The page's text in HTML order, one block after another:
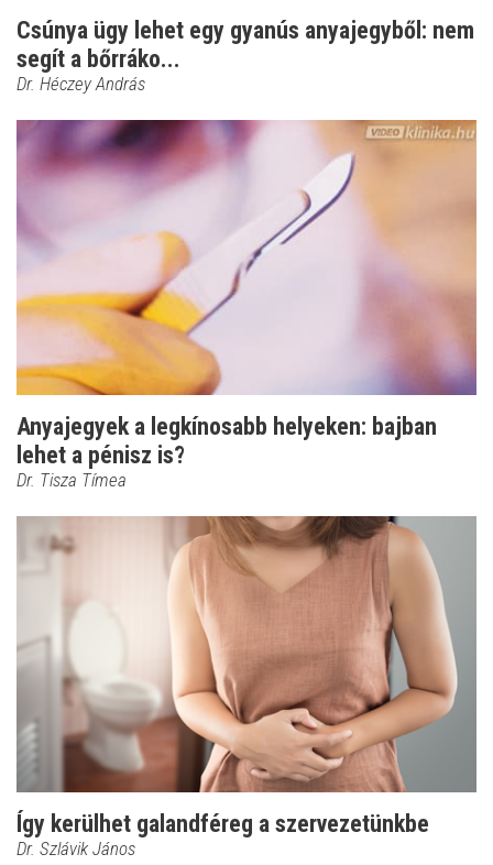
Csúnya ügy lehet egy gyanús anyajegyből: nem
segít a bőrráko...
Dr. Héczey András
Anyajegyek a legkínosabb helyeken: bajban
lehet a pénisz is?
Dr. Tisza Tímea
Így kerülhet galandféreg a szervezetünkbe
Dr. Szlávik János